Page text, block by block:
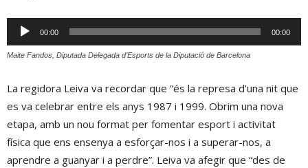
Reproductor
d'àudio
00:00 00:00
Maite Fandos, Diputada Delegada d’Esports de la Diputació de Barcelona
La regidora Leiva va recordar que “és la represa d’una nit que
es va celebrar entre els anys 1987 i 1999. Obrim una nova
etapa, amb un nou format per fomentar esport i activitat
física que ens ensenya a esforçar-nos i a superar-nos, a
aprendre a guanyar i a perdre”. Leiva va afegir que “des de